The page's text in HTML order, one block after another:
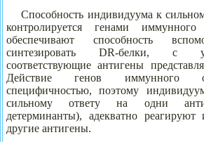
Способность индивидуума к
контролируется генами
обеспечивают способность
синтезировать DR-белки, с
соответствующие антигены
Действие генов иммунного
специфичностью, поэтому
сильному ответу на одни
детерминанты), адекватно реагируют
другие антигены.